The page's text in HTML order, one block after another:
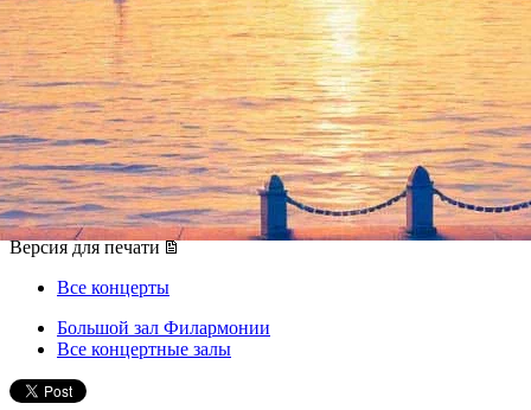
Владимир Познер
«Прощание с иллюзиями».
Творческий вечер
01 марта 2012, четверг,19.00
Версия для печати
Все концерты
Большой зал Филармонии
Все концертные залы